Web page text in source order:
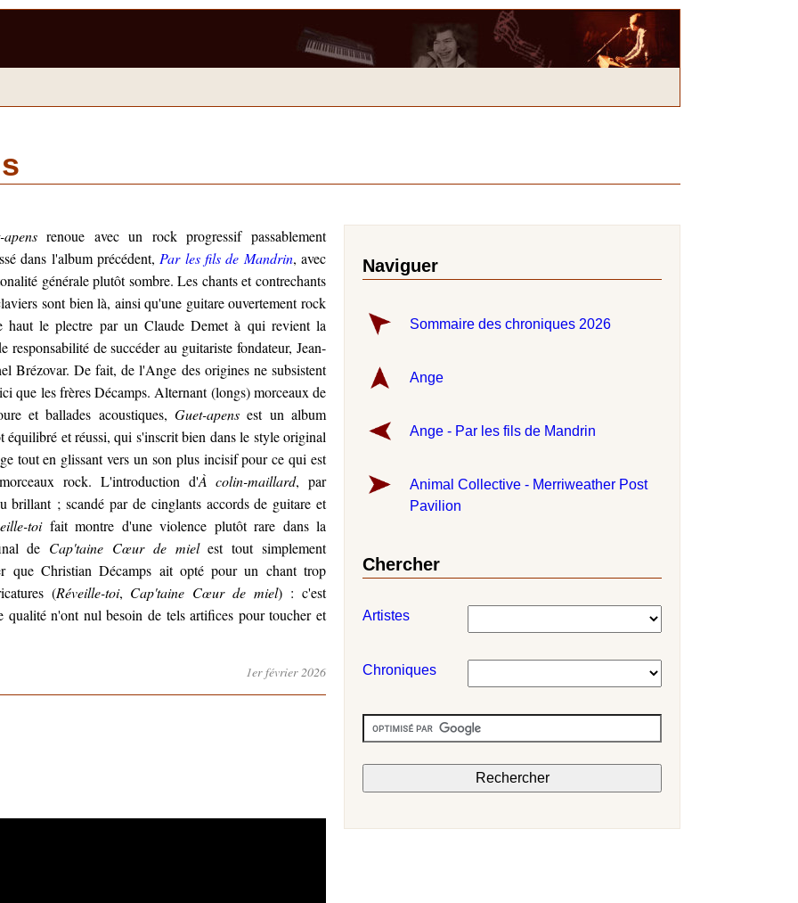
renoue avec un rock progressif passablement
dans l'album précédent, Par les fils de Mandrin, avec
générale plutôt sombre. Les chants et contrechants
sont bien là, ainsi qu'une guitare ouvertement rock
haut le plectre par un Claude Demet à qui revient la
responsabilité de succéder au guitariste fondateur, Jean-
Brézovar. De fait, de l'Ange des origines ne subsistent
que les frères Décamps. Alternant (longs) morceaux de
et ballades acoustiques,Guet-apens est un album
équilibré et réussi, qui s'inscrit bien dans le style original
tout en glissant vers un son plus incisif pour ce qui est
rock. L'introduction d'À colin-maillard, par
brillant ; scandé par de cinglants accords de guitare et
toifait montre d'une violence plutôt rare dans la
de Cap'taine Cœur de mielest tout simplement
que Christian Décamps ait opté pour un chant trop
(Réveille-toi, Cap'taine Cœur de miel) : c'est
qualité n'ont nul besoin de tels artifices pour toucher et
1er février 2026
Naviguer
Sommaire des chroniques 2026
Ange
Ange - Par les fils de Mandrin
Animal Collective - Merriweather Post
Pavilion
Chercher
Artistes
Chroniques